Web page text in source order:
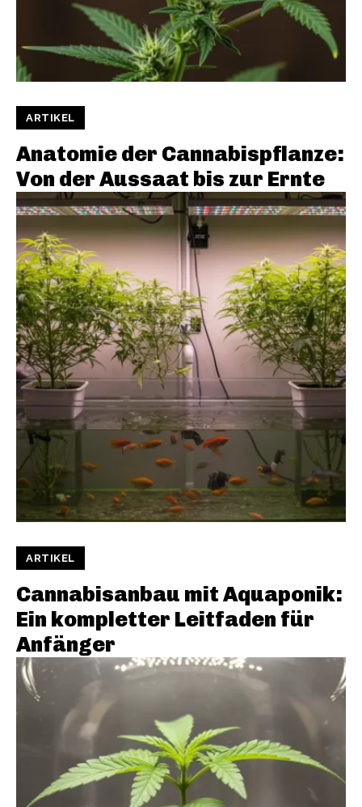
ARTIKEL
Anatomie der Cannabispflanze:
Von der Aussaat bis zur Ernte
ARTIKEL
Cannabisanbau mit Aquaponik:
Ein kompletter Leitfaden für
Anfänger